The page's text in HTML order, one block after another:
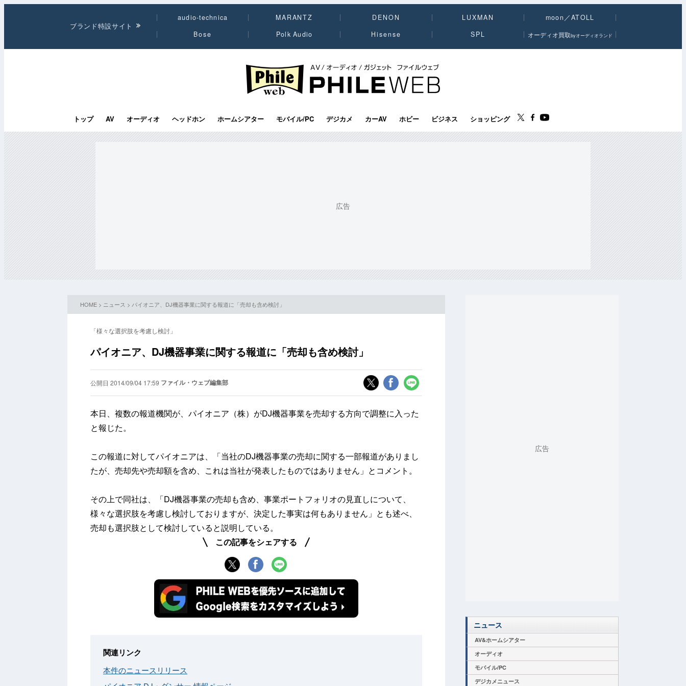
ブランド特設サイト
audio-technica MARANTZ DENON LUXMAN
moon／ATOLL
Bose
Polk Audio Hisense SPL オーディオ買取byオーディオランド
PHILE WEB｜AV/オーディオ/ガジェット
トップ AV オーディオ ヘッドホン ホームシアター モバイル/PC デジカメ カーAV ホビー ビジネス ショッピング
HOME > ニュース > パイオニア、DJ機器事業に関する報道に「売却も含め検討」
「様々な選択肢を考慮し検討」
パイオニア、DJ機器事業に関する報道に「売却も含め検討」
公開日 2014/09/04 17:59 ファイル・ウェブ編集部
本日、複数の報道機関が、パイオニア（株）がDJ機器事業を売却する方向で調整に入った
と報じた。
この報道に対してパイオニアは、「当社のDJ機器事業の売却に関する一部報道がありまし
たが、売却先や売却額を含め、これは当社が発表したものではありません」とコメント。
その上で同社は、「DJ機器事業の売却も含め、事業ポートフォリオの見直しについて、
様々な選択肢を考慮し検討しておりますが、決定した事実は何もありません」とも述べ、
売却も選択肢として検討していると説明している。
この記事をシェアする
関連リンク
本件のニュースリリース
ニュース
AV&ホームシアター
オーディオ
モバイル/PC
デジカメニュース